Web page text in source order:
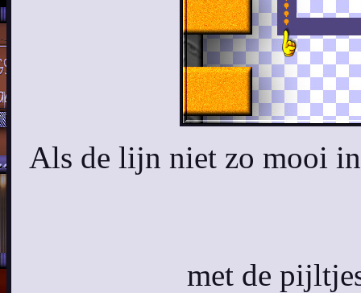
Als de lijn niet zo mooi
met de